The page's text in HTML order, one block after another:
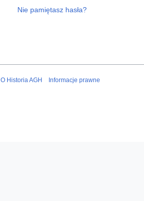
Nie pamiętasz hasła?
O Historia AGH Informacje prawne